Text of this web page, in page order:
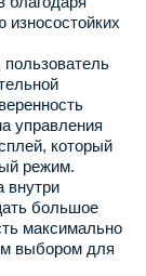
износостойких
управления
который
режим.
внутри
большое
максимально
выбором для